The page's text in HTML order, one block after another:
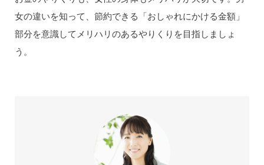
女の違いを知って、節約できる「おしゃれにかける金額」
部分を意識してメリハリのあるやりくりを目指しましょ
う。